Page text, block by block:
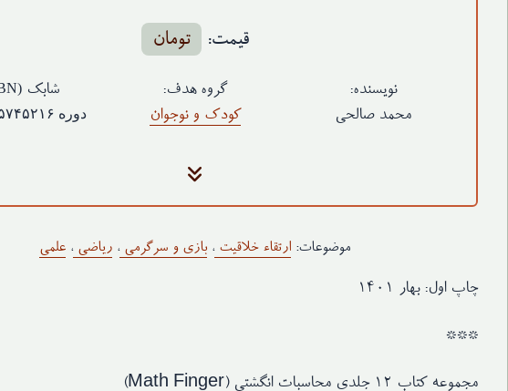
قیمت: تومان
نویسنده:
محمد صالحی
گروه هدف:
کودک و نوجوان
شابک (ISBN)
دوره ۹۷۸۶۲۲۵۷۴۵۲۱۶
چاپ دوم ۱۴۰۱
ویراستار
موضوعات: ارتقاء خلاقیت، بازی و سرگرمی، ریاضی، علمی
چاپ اول: بهار ۱۴۰۱
***
مجموعه کتاب 12 جلدی محاسبات انگشتی (Math Finger)